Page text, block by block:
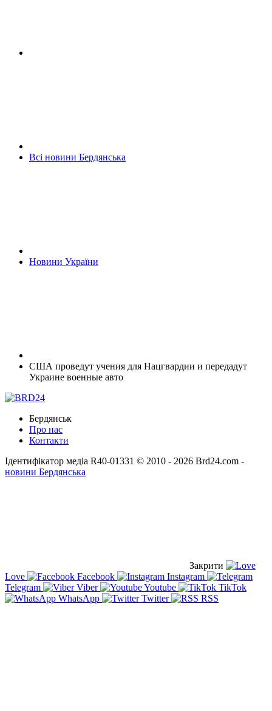
Всі новини Бердянська
Новини України
США проведут учения для Нацгвардии и передадут
Украине военные авто
Бердянськ
Про нас
Контакти
Ідентифікатор медіа R40-01331 © 2010 - 2026 Brd24.com -
новини Бердянська
Закрити
Love
Facebook
Instagram
Telegram
Viber Youtube
TikTok
WhatsApp
Twitter RSS